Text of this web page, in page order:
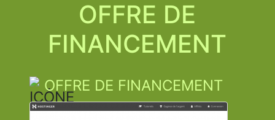
OFFRE DE
FINANCEMENT
OFFRE DE FINANCEMENT